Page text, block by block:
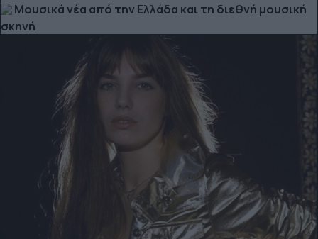
Μουσικά νέα από την Ελλάδα και τη διεθνή μουσική
σκηνή